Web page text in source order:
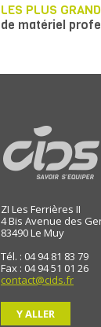
LES PLUS
de matériel
ZI Les Ferrières II
4 Bis Avenue des
83490Le Muy
Tél. : 04 94 81 83 79
Fax : 04 94 51 01 26
contact@cids.fr
Y ALLER